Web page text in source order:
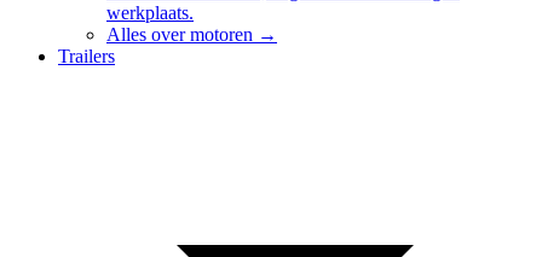
werkplaats.
Alles overmotoren →
Trailers